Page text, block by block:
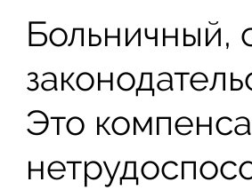
Больничный,
Это